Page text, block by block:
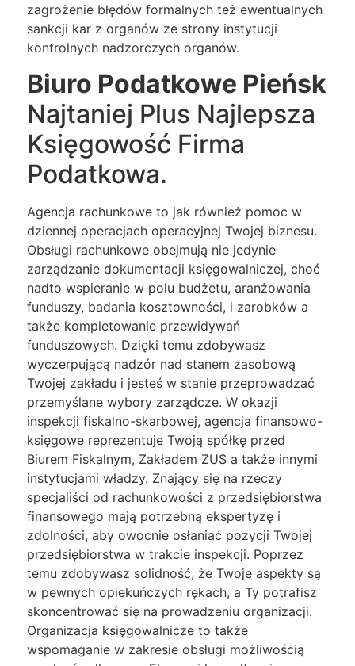
zagrożenie błędów formalnych też ewentualnych
sankcji kar z organów ze strony instytucji
kontrolnych nadzorczych organów.
Biuro Podatkowe Pieńsk
Najtaniej Plus Najlepsza
Księgowość Firma
Podatkowa.
Agencja rachunkowe to jak również pomoc w
dziennej operacjach operacyjnej Twojej biznesu.
Obsługi rachunkowe obejmują nie jedynie
zarządzanie dokumentacji księgowalniczej, choć
nadto wspieranie w polu budżetu, aranżowania
funduszy, badania kosztowności, i zarobków a
także kompletowanie przewidywań
funduszowych. Dzięki temu zdobywasz
wyczerpującą nadzór nad stanem zasobową
Twojej zakładu i jesteś w stanie przeprowadzać
przemyślane wybory zarządcze. W okazji
inspekcji fiskalno-skarbowej, agencja finansowo-
księgowe reprezentuje Twoją spółkę przed
Biurem Fiskalnym, Zakładem ZUS a także innymi
instytucjami władzy. Znający się na rzeczy
specjaliści od rachunkowości z przedsiębiorstwa
finansowego mają potrzebną ekspertyzę i
zdolności, aby owocnie osłaniać pozycji Twojej
przedsiębiorstwa w trakcie inspekcji. Poprzez
temu zdobywasz solidność, że Twoje aspekty są
w pewnych opiekuńczych rękach, a Ty potrafisz
skoncentrować się na prowadzeniu organizacji.
Organizacja księgowalnicze to także
wspomaganie w zakresie obsługi możliwością